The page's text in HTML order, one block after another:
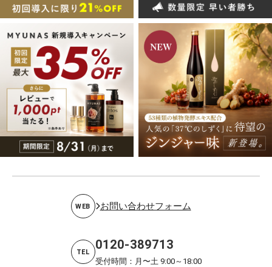
WEB お問い合わせフォーム
TEL 0120-389713
受付時間：月〜土 9:00～18:00